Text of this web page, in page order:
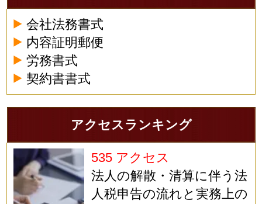
会社法務書式
内容証明郵便
労務書式
契約書書式
アクセスランキング
535 アクセス
法人の解散・清算に伴う法
人税申告の流れと実務上の